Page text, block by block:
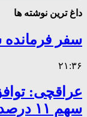
داغ ترین نوشته ها
سفر فرمانده
۲۱:۳۶
عراقچی:
سهم ۱۱ درصدی ایران از خزر